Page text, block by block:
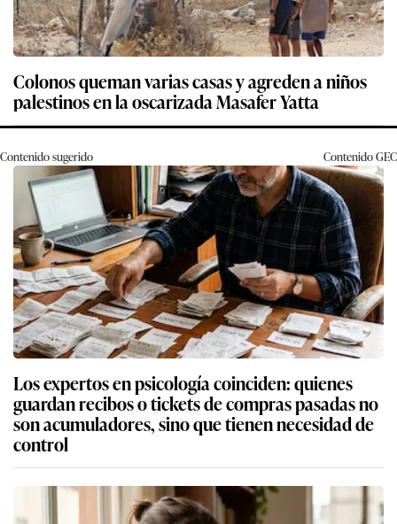
Colonos queman varias casas y agreden a niños
palestinos en la oscarizada Masafer Yatta
Contenido sugerido ContenidoGEC
Los expertos en psicología coinciden: quienes
guardan recibos o tickets de compras pasadas no
son acumuladores, sino que tienen necesidad de
control